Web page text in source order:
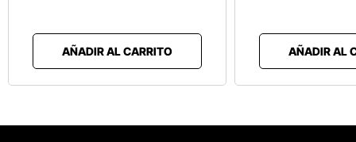
AÑADIR AL CARRITO AÑADIR AL